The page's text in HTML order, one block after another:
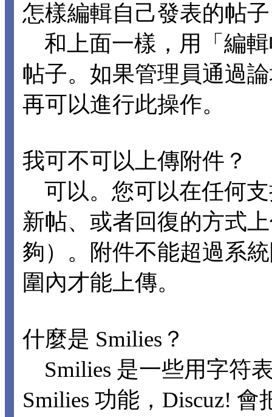
怎樣編輯自己發表的帖
和上面一樣，用「編
帖子。如果管理員通過
再可以進行此操作。
我可不可以上傳附件？
可以。您可以在任何
新帖、或者回復的方式
夠）。附件不能超過系
圍內才能上傳。
什麼是 Smilies？
Smilies 是一些用字符
Smilies 功能，Discuz!